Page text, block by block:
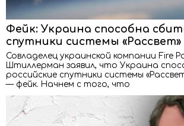
Фейк: Украина способна
спутники системы «Рассвет»
Совладелец украинской компании Fire
Штиллерман заявил, что Украина
российские спутники системы
— фейк. Начнем с того, что